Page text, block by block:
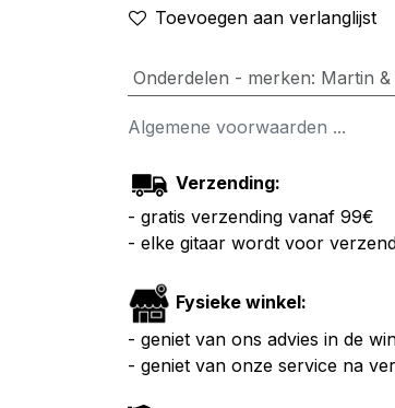
Toevoegen aan verlanglijst
Onderdelen - merken: Martin &
Algemene voorwaarden ...
Verzending:
- gratis verzending vanaf 99€
- elke gitaar wordt voor
Fysieke winkel:
- geniet van ons advies in de
- geniet van onze service na